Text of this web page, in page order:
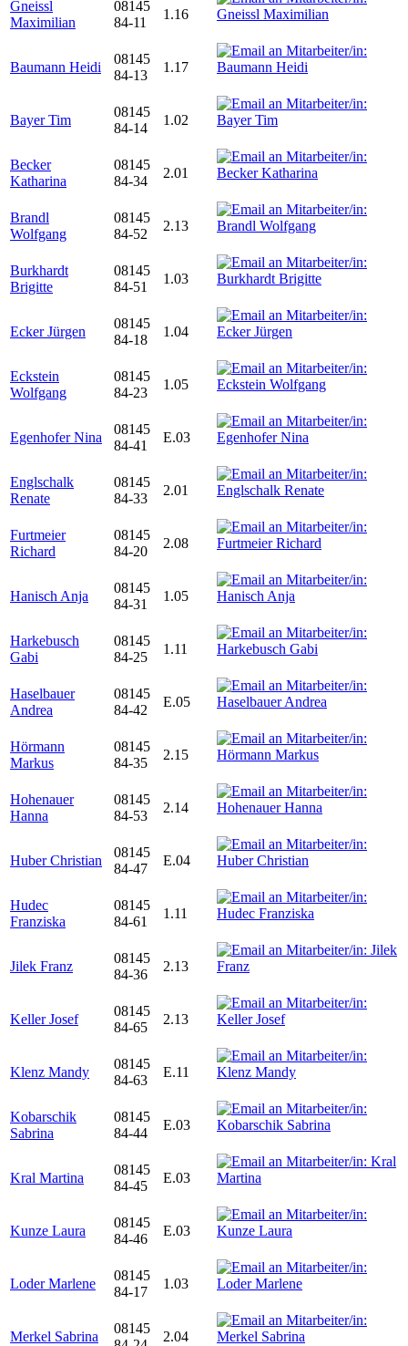
Gneissl
Maximilian
08145
84-11
1.16
Baumann Heidi
08145
84-13
1.17
Bayer Tim
08145
84-14
1.02
Becker
Katharina
08145
84-34
2.01
Brandl
Wolfgang
08145
84-52
2.13
Burkhardt
Brigitte
08145
84-51
1.03
Ecker Jürgen
08145
84-18
1.04
Eckstein
Wolfgang
08145
84-23
1.05
Egenhofer Nina
08145
84-41
E.03
Englschalk
Renate
08145
84-33
2.01
Furtmeier
Richard
08145
84-20
2.08
Hanisch Anja
08145
84-31
1.05
Harkebusch
Gabi
08145
84-25
1.11
Haselbauer
Andrea
08145
84-42
E.05
Hörmann
Markus
08145
84-35
2.15
Hohenauer
Hanna
08145
84-53
2.14
Huber Christian
08145
84-47
E.04
Hudec
Franziska
08145
84-61
1.11
Jilek Franz
08145
84-36
2.13
Keller Josef
08145
84-65
2.13
Klenz Mandy
08145
84-63
E.11
Kobarschik
Sabrina
08145
84-44
E.03
Kral Martina
08145
84-45
E.03
Kunze Laura
08145
84-46
E.03
Loder Marlene
08145
84-17
1.03
Merkel Sabrina
08145
2.04